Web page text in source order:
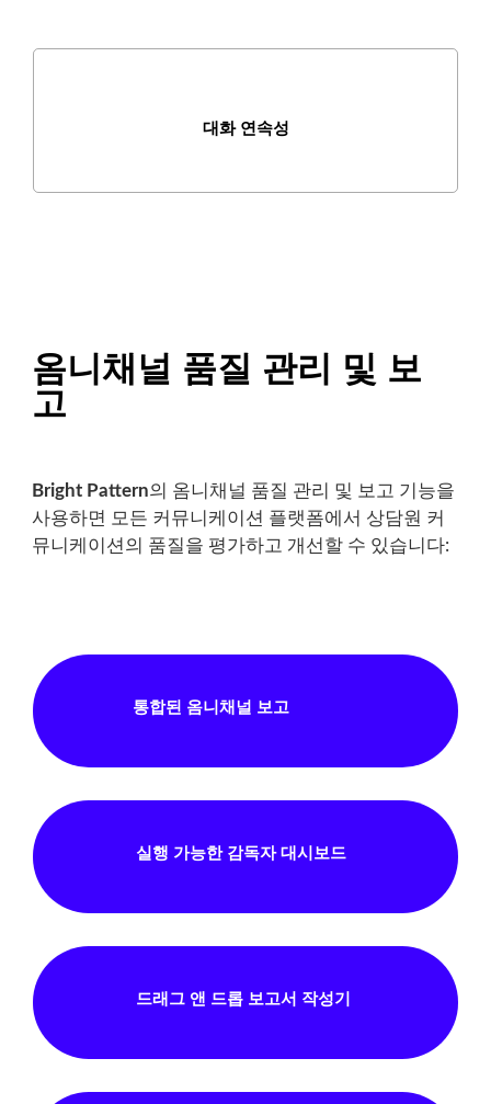
대화 연속성
옴니채널 품질 관리 및 보
고
Bright Pattern의 옴니채널 품질 관리 및 보고 기능을
사용하면 모든 커뮤니케이션 플랫폼에서 상담원 커
뮤니케이션의 품질을 평가하고 개선할 수 있습니다:
통합된 옴니채널 보고
실행 가능한 감독자 대시보드
드래그 앤 드롭 보고서 작성기